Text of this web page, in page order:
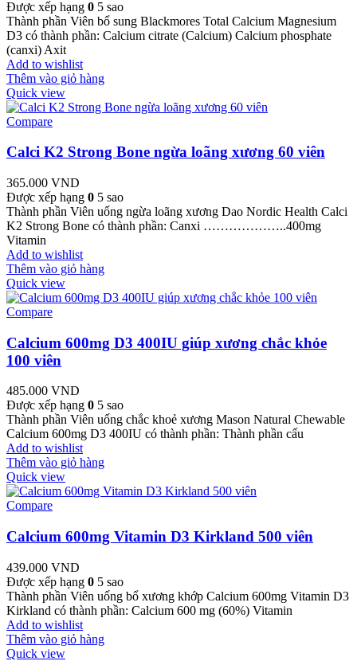
Được xếp hạng 0 5 sao
Thành phần Viên bổ sung Blackmores Total Calcium Magnesium
D3 có thành phần: Calcium citrate (Calcium) Calcium phosphate
(canxi) Axit
Add to wishlist
Thêm vào giỏ hàng
Quick view
Compare
Calci K2 Strong Bone ngừa loãng xương 60 viên
365.000 VND
Được xếp hạng 0 5 sao
Thành phần Viên uống ngừa loãng xương Dao Nordic Health Calci
K2 Strong Bone có thành phần: Canxi ………………..400mg
Vitamin
Add to wishlist
Thêm vào giỏ hàng
Quick view
Compare
Calcium 600mg D3 400IU giúp xương chắc khỏe
100 viên
485.000 VND
Được xếp hạng 0 5 sao
Thành phần Viên uống chắc khoẻ xương Mason Natural Chewable
Calcium 600mg D3 400IU có thành phần: Thành phần cấu
Add to wishlist
Thêm vào giỏ hàng
Quick view
Compare
Calcium 600mg Vitamin D3 Kirkland 500 viên
439.000 VND
Được xếp hạng 0 5 sao
Thành phần Viên uống bổ xương khớp Calcium 600mg Vitamin D3
Kirkland có thành phần: Calcium 600 mg (60%) Vitamin
Add to wishlist
Thêm vào giỏ hàng
Quick view